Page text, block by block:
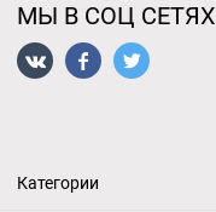
МЫ В СОЦ СЕТЯХ
Категории